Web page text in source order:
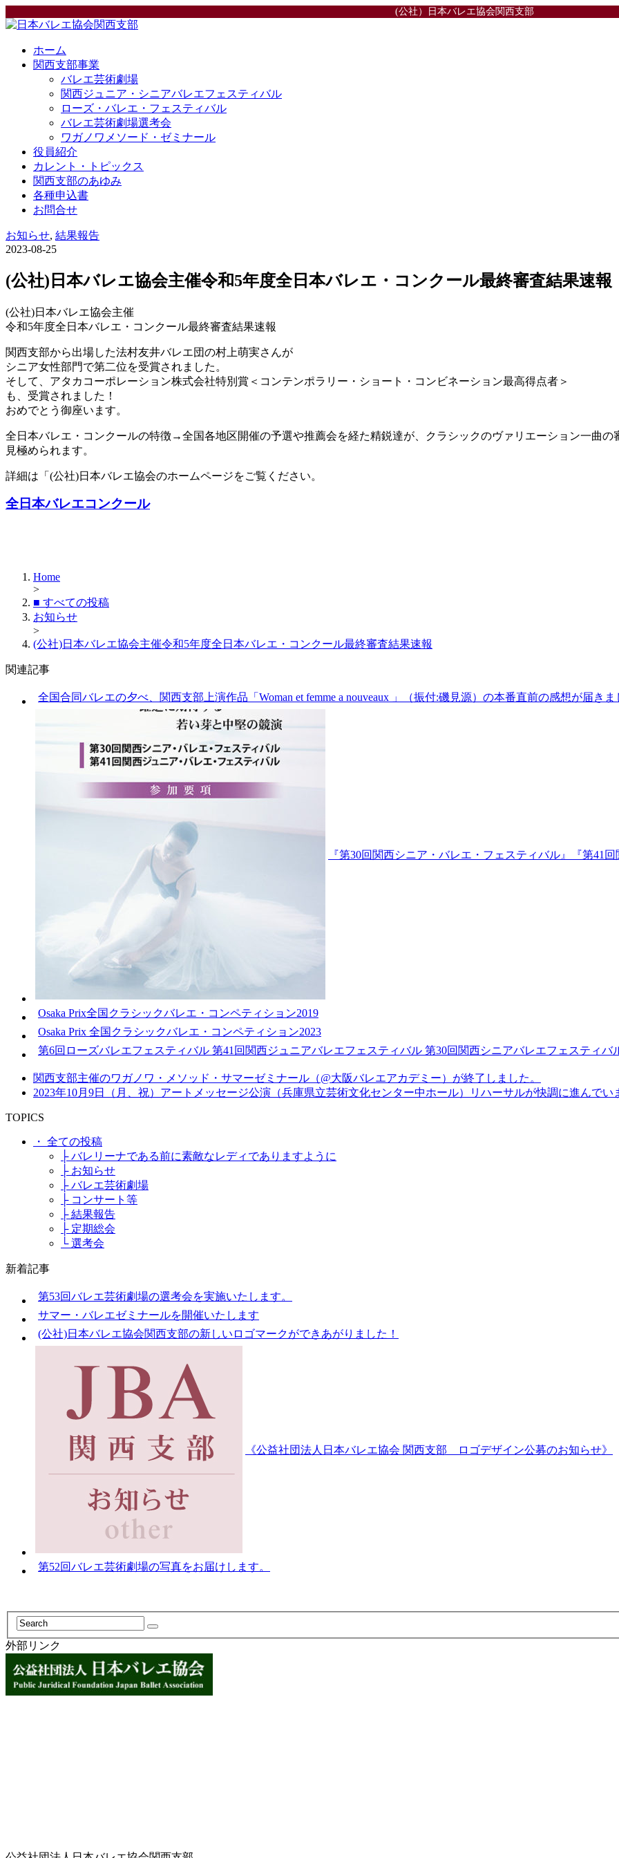
(公社）日本バレエ協会関西支部
ホーム
関西支部事業
バレエ芸術劇場
関西ジュニア・シニアバレエフェスティバル
ローズ・バレエ・フェスティバル
バレエ芸術劇場選考会
ワガノワメソード・ゼミナール
役員紹介
カレント・トピックス
関西支部のあゆみ
各種申込書
お問合せ
お知らせ, 結果報告
2023-08-25
(公社)日本バレエ協会主催令和5年度全日本バレエ・コンクール最終審査結果速報
(公社)日本バレエ協会主催
令和5年度全日本バレエ・コンクール最終審査結果速報
関西支部から出場した法村友井バレエ団の村上萌実さんが
シニア女性部門で第二位を受賞されました。
そして、アタカコーポレーション株式会社特別賞＜コンテンポラリー・ショート・コンビネーション最高得点者＞
も、受賞されました！
おめでとう御座います。
全日本バレエ・コンクールの特徴→全国各地区開催の予選や推薦会を経た精鋭達が、クラシックのヴァリエーション一曲
見極められます。
詳細は「(公社)日本バレエ協会のホームページをご覧ください。
全日本バレエコンクール
Home
>
■ すべての投稿
お知らせ
>
(公社)日本バレエ協会主催令和5年度全日本バレエ・コンクール最終審査結果速報
関連記事
全国合同バレエの夕べ、関西支部上演作品「Woman et femme a nouveaux 」（振付:磯見源）の本番直前の感想が届きま
『第30回関西シニア・バレエ・フェスティバル』『第41
Osaka Prix全国クラシックバレエ・コンペティション2019
Osaka Prix 全国クラシックバレエ・コンペティション2023
第6回ローズバレエフェスティバル 第41回関西ジュニアバレエフェスティバル 第30回関西シニアバレエフェスティバ
関西支部主催のワガノワ・メソッド・サマーゼミナール（@大阪バレエアカデミー）が終了しました。
2023年10月9日（月、祝）アートメッセージ公演（兵庫県立芸術文化センター中ホール）リハーサルが快調に進んでい
TOPICS
・ 全ての投稿
├ バレリーナである前に素敵なレディでありますように
├ お知らせ
├ バレエ芸術劇場
├ コンサート等
├ 結果報告
├ 定期総会
└ 選考会
新着記事
第53回バレエ芸術劇場の選考会を実施いたします。
サマー・バレエゼミナールを開催いたします
(公社)日本バレエ協会関西支部の新しいロゴマークができあがりました！
《公益社団法人日本バレエ協会 関西支部 ロゴデザイン公募のお知らせ》
第52回バレエ芸術劇場の写真をお届けします。
外部リンク